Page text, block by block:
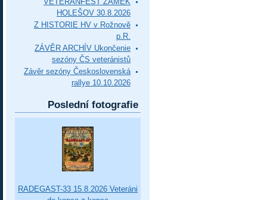
HOLEŠOV 30.8.2026
Z HISTORIE HV v Rožnově
p.R.
ZÁVĚR ARCHÍV Ukončenie
sezóny ČS veteránistů
Závěr sezóny Československá
rallye 10.10.2026
Poslední fotografie
RADEGAST-33 15.8.2026 Veteráni